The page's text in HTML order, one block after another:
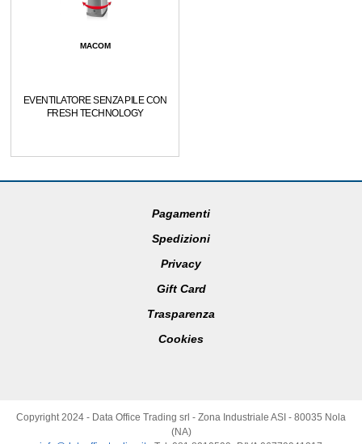
MACOM
EVENTILATORE SENZA PILE CON
FRESH TECHNOLOGY
Pagamenti
Spedizioni
Privacy
Gift Card
Trasparenza
Cookies
Copyright 2024 - Data Office Trading srl - Zona Industriale ASI - 80035 Nola
(NA)